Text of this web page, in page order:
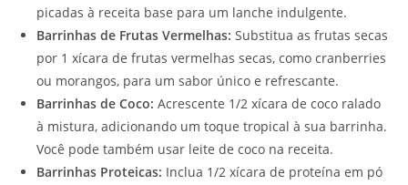
picadas à receita base para um lanche indulgente.
Barrinhas de Frutas Vermelhas: Substitua as frutas secas
por 1 xícara de frutas vermelhas secas, como cranberries
ou morangos, para um sabor único e refrescante.
Barrinhas de Coco: Acrescente 1/2 xícara de coco ralado
à mistura, adicionando um toque tropical à sua barrinha.
Você pode também usar leite de coco na receita.
Barrinhas Proteicas: Inclua 1/2 xícara de proteína em pó